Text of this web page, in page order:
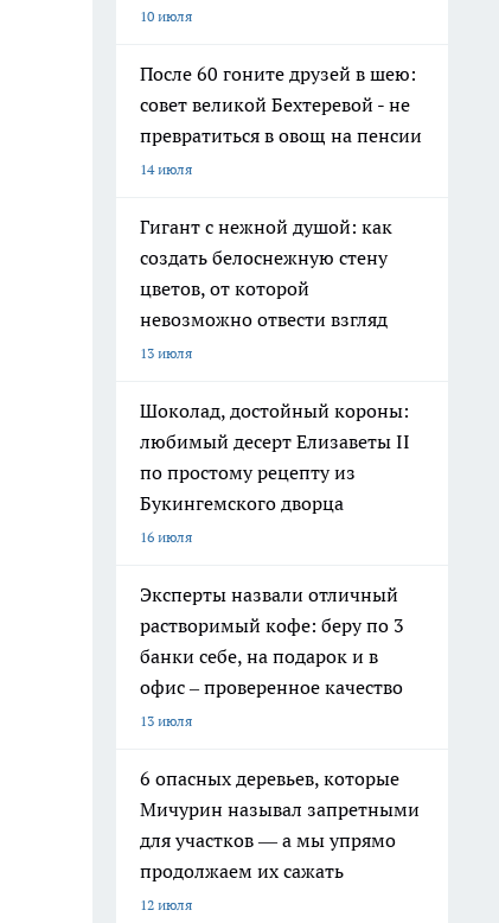
10 июля
После 60 гоните друзей в шею:
совет великой Бехтеревой - не
превратиться в овощ на пенсии
14 июля
Гигант с нежной душой: как
создать белоснежную стену
цветов, от которой
невозможно отвести взгляд
13 июля
Шоколад, достойный короны:
любимый десерт Елизаветы II
по простому рецепту из
Букингемского дворца
16 июля
Эксперты назвали отличный
растворимый кофе: беру по 3
банки себе, на подарок и в
офис – проверенное качество
13 июля
6 опасных деревьев, которые
Мичурин называл запретными
для участков — а мы упрямо
продолжаем их сажать
12 июля